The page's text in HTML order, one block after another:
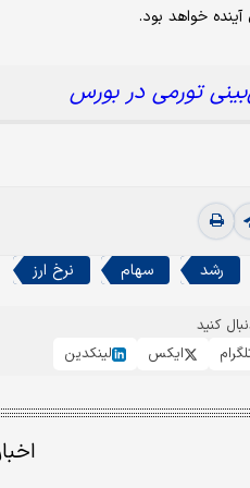
آینده خواهد بود.
تورمی در بورس
رشد سهام نرخ ارز
کنید
ایکس لینکدین